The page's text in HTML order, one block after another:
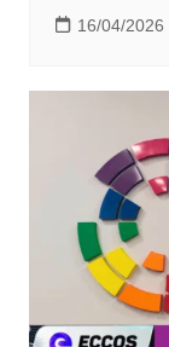
16/04/2026